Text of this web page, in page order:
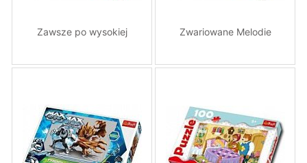
Zawsze po wysokiej Zwariowane Melodie